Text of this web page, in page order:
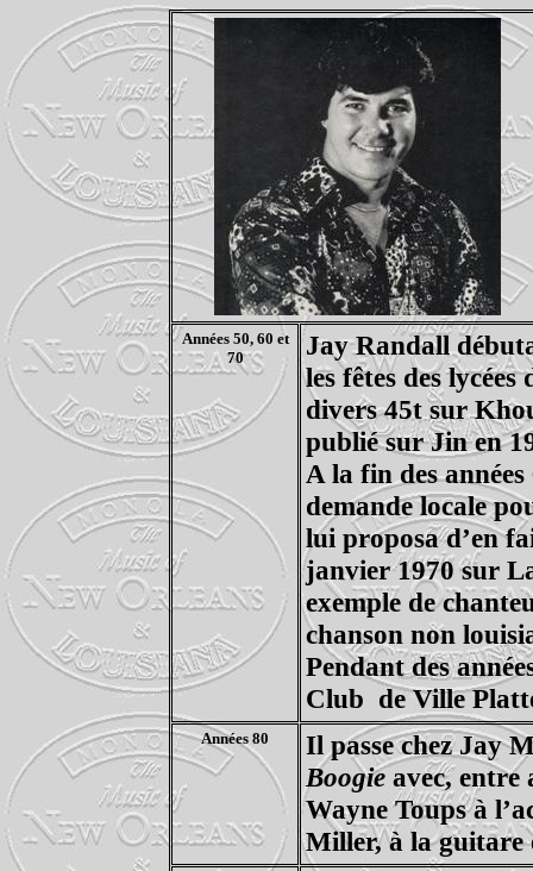
Années 50, 60 et
70
Jay Randall
les fêtes des
divers 45t sur
publié sur Jin en
A la fin des
demande locale
lui proposa d’en
janvier 1970 sur
exemple de
chanson non
Pendant des
Club de Ville
Années 80
Il passe chez Jay
Boogieavec, entre
Wayne Toups à
Miller, à la guitare